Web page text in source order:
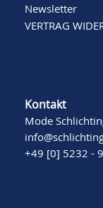
Newsletter
VERTRAG
Kontakt
Mode
+49 [0] 5232 -